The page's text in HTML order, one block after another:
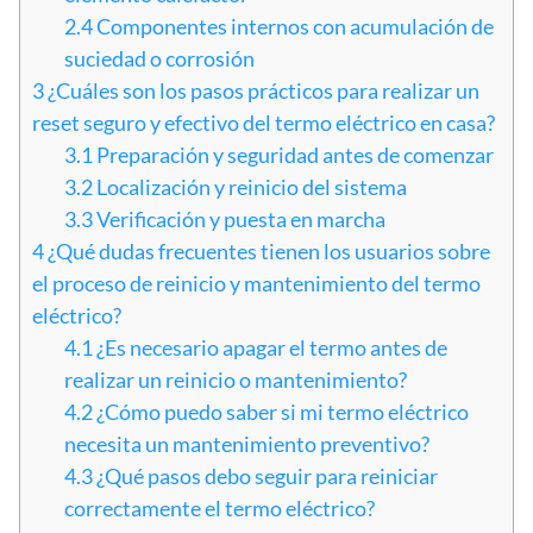
2.4Componentes internos con acumulación de
suciedad o corrosión
3¿Cuáles son los pasos prácticos para realizar un
reset seguro y efectivo del termo eléctrico en casa?
3.1 Preparación y seguridad antes de comenzar
3.2Localización y reinicio del sistema
3.3Verificación y puesta en marcha
4¿Qué dudas frecuentes tienen los usuarios sobre
el proceso de reinicio y mantenimiento del termo
eléctrico?
4.1 ¿Es necesario apagar el termo antes de
realizar un reinicio o mantenimiento?
4.2¿Cómo puedo saber si mi termo eléctrico
necesita un mantenimiento preventivo?
4.3¿Qué pasos debo seguir para reiniciar
correctamente el termo eléctrico?